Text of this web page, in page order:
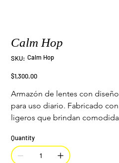
Calm Hop
SKU: SKU
Calm
Calm Hop
Price
$1,300.00
Armazón de lentes con
para uso diario. Fabricado
ligeros que brindan
Quantity